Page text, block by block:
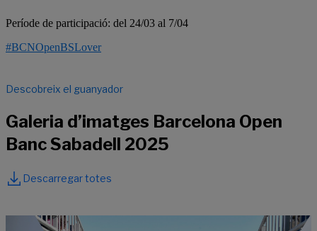
Període de participació: del 24/03 al 7/04
#BCNOpenBSLover
Descobreix el guanyador
Galeria d’imatges Barcelona Open
Banc Sabadell 2025
Descarregar totes